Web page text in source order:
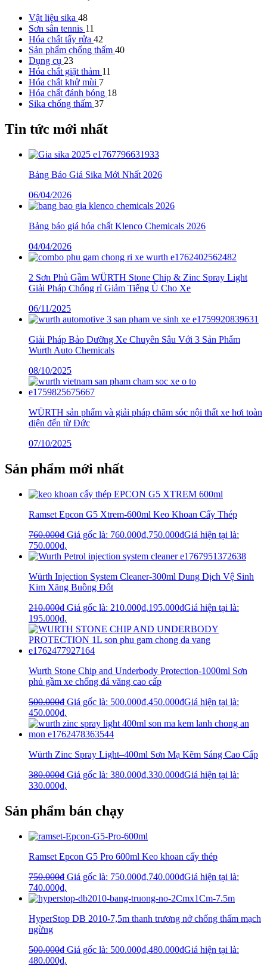
Vật liệu sika 48
Sơn sân tennis 11
Hóa chất tẩy rửa 42
Sản phẩm chống thấm 40
Dụng cụ 23
Hóa chất giặt thảm 11
Hóa chất khử mùi 7
Hóa chất đánh bóng 18
Sika chống thấm 37
Tin tức mới nhất
Bảng Báo Giá Sika Mới Nhất 2026
06/04/2026
Bảng báo giá hóa chất Klenco Chemicals 2026
04/04/2026
2 Sơn Phủ Gầm WÜRTH Stone Chip & Zinc Spray Light
Giải Pháp Chống rỉ Giảm Tiếng Ù Cho Xe
06/11/2025
Giải Pháp Bảo Dưỡng Xe Chuyên Sâu Với 3 Sản Phẩm
Wurth Auto Chemicals
08/10/2025
WÜRTH sản phẩm và giải pháp chăm sóc nội thất xe hơi toàn
diện đến từ Đức
07/10/2025
Sản phẩm mới nhất
Ramset Epcon G5 Xtrem-600ml Keo Khoan Cấy Thép
760.000₫ Giá gốc là: 760.000₫.750.000₫Giá hiện tại là:
750.000₫.
Würth Injection System Cleaner-300ml Dung Dịch Vệ Sinh
Kim Xăng Buồng Đốt
210.000₫ Giá gốc là: 210.000₫.195.000₫Giá hiện tại là:
195.000₫.
Wurth Stone Chip and Underbody Protection-1000ml Sơn
phủ gầm xe chống đá văng cao cấp
500.000₫ Giá gốc là: 500.000₫.450.000₫Giá hiện tại là:
450.000₫.
Würth Zinc Spray Light–400ml Sơn Mạ Kẽm Sáng Cao Cấp
380.000₫ Giá gốc là: 380.000₫.330.000₫Giá hiện tại là:
330.000₫.
Sản phẩm bán chạy
Ramset Epcon G5 Pro 600ml Keo khoan cấy thép
750.000₫ Giá gốc là: 750.000₫.740.000₫Giá hiện tại là:
740.000₫.
HyperStop DB 2010-7,5m thanh trương nở chống thấm mạch
ngừng
500.000₫ Giá gốc là: 500.000₫.480.000₫Giá hiện tại là:
480.000₫.